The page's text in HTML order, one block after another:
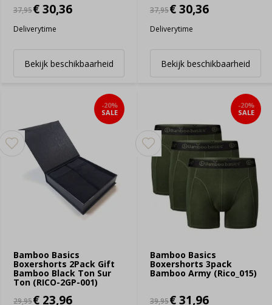
37,95€ 30,36
Deliverytime
Bekijk beschikbaarheid
37,95€ 30,36
Deliverytime
Bekijk beschikbaarheid
Bamboo Basics
Boxershorts 2Pack Gift
Bamboo Black Ton Sur
Ton (RICO-2GP-001)
-20%
SALE
29,95€ 23,96
Bamboo Basics
Boxershorts 3pack
Bamboo Army (Rico_015)
-20%
SALE
39,95€ 31,96